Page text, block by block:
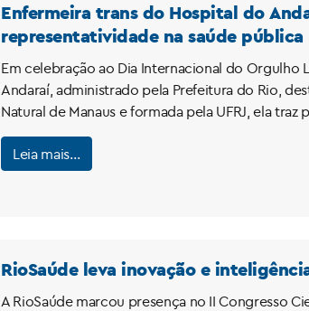
Enfermeira trans do Hospital do
representatividade na saúde pública
Em celebração ao Dia Internacional do
Andaraí, administrado pela Prefeitura do Rio,
Natural de Manaus e formada pela UFRJ, ela
Leia mais…
RioSaúde leva inovação e
A RioSaúde marcou presença no II Congresso